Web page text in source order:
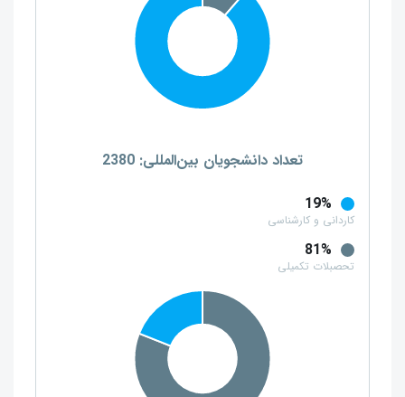
تعداد دانشجویان بین‌المللی: 2380
19%
کاردانی و کارشناسی
81%
تحصبلات تکمیلی